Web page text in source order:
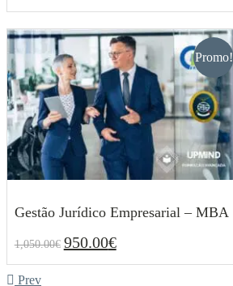
Promo!
Gestão Jurídico Empresarial – MBA
1,050.00€ O
preço
original
950.00€O
preço
atual
1,050.00€
Prev